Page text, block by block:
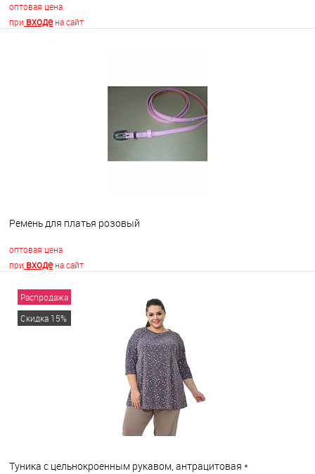
оптовая цена
при входена сайт
Недоступно
Ремень для платья розовый
оптовая цена
при входена сайт
В корзину
Распродажа
Скидка 15%
Туника с цельнокроенным рукавом, антрацитовая *